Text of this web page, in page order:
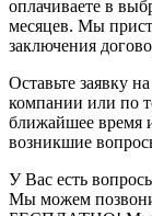
оплачиваете в
месяцев. Мы
заключения
Оставьте заявку
компании или по
ближайшее время
возникшие
У Вас есть
Мы можем